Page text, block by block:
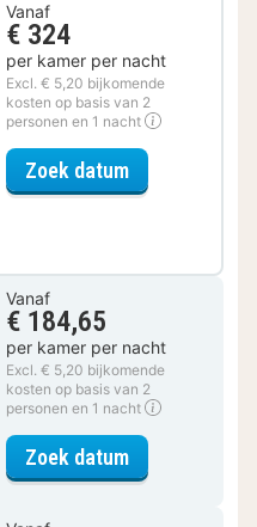
Vanaf
€ 324
per kamer per nacht
Excl. € 5,20 bijkomende
kosten op basis van 2
personen en 1 nacht
Zoek datumvoor Wijn &
Vanaf
€ 184,65
per kamer per nacht
Excl. € 5,20 bijkomende
kosten op basis van 2
personen en 1 nacht
Zoek datumvoor